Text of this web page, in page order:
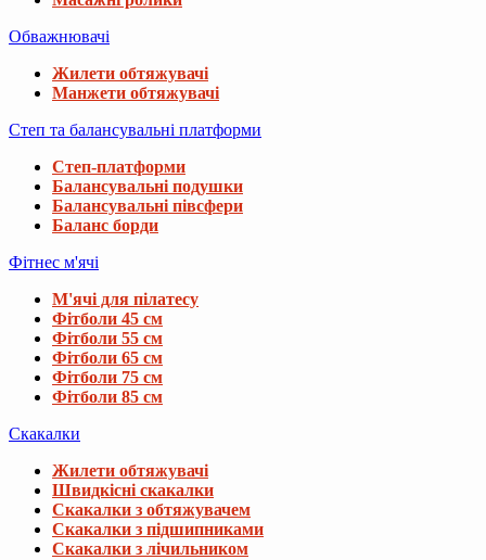
Обважнювачі
Жилети обтяжувачі
Манжети обтяжувачі
Степ та балансувальні платформи
Степ-платформи
Балансувальні подушки
Балансувальні півсфери
Баланс борди
Фітнес м'ячі
М'ячі для пілатесу
Фітболи 45 см
Фітболи 55 см
Фітболи 65 см
Фітболи 75 см
Фітболи 85 см
Скакалки
Жилети обтяжувачі
Швидкісні скакалки
Скакалки з обтяжувачем
Скакалки з підшипниками
Скакалки з лічильником